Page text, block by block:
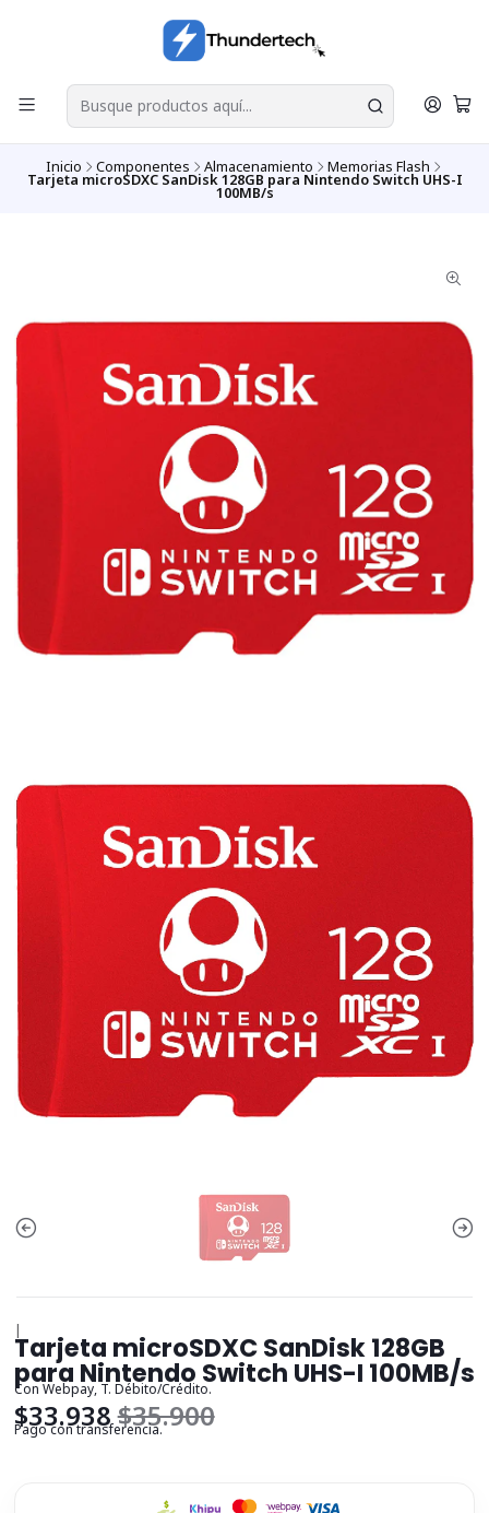
Inicio Componentes Almacenamiento Memorias Flash
Tarjeta microSDXC SanDisk 128GB para Nintendo Switch UHS-I
100MB/s
|
Tarjeta microSDXC SanDisk 128GB
para Nintendo Switch UHS-I 100MB/s
Con Webpay, T. Débito/Crédito.
$33.938$35.900
Pago con transferencia.